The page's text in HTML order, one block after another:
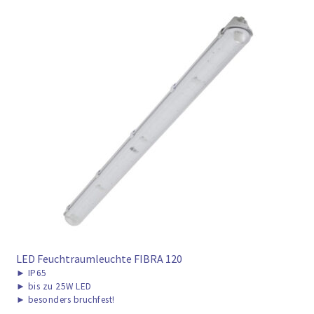
LED Feuchtraumleuchte FIBRA 120
► IP65
► bis zu 25W LED
► besonders bruchfest!